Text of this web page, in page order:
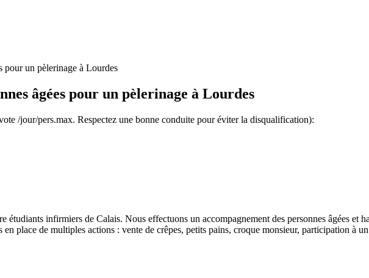
pour un pèlerinage à Lourdes
âgées pour un pèlerinage à Lourdes
/jour/pers.max. Respectez une bonne conduite pour éviter la disqualification):
étudiants infirmiers de Calais. Nous effectuons un accompagnement des personnes âgées et
place de multiples actions : vente de crêpes, petits pains, croque monsieur, participation à